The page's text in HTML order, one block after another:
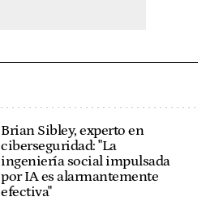
Brian Sibley, experto en
ciberseguridad: "La
ingeniería social impulsada
por IA es alarmantemente
efectiva"